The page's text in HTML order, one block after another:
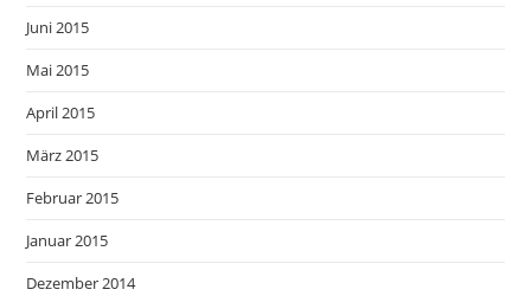
Juni 2015
Mai 2015
April 2015
März 2015
Februar 2015
Januar 2015
Dezember 2014